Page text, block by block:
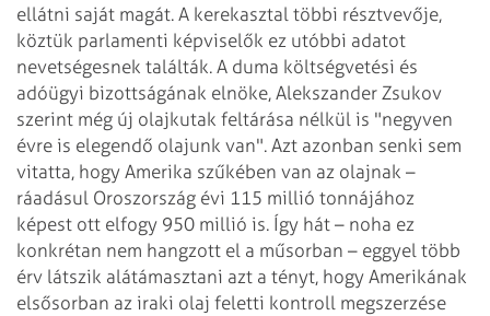
ellátni saját magát. A kerekasztal többi résztvevője,
köztük parlamenti képviselők ez utóbbi adatot
nevetségesnek találták. A duma költségvetési és
adóügyi bizottságának elnöke, Alekszander Zsukov
szerint még új olajkutak feltárása nélkül is "negyven
évre is elegendő olajunk van". Azt azonban senki sem
vitatta, hogy Amerika szűkében van az olajnak –
ráadásul Oroszország évi 115 millió tonnájához
képest ott elfogy 950 millió is. Így hát – noha ez
konkrétan nem hangzott el a műsorban – eggyel több
érv látszik alátámasztani azt a tényt, hogy Amerikának
elsősorban az iraki olaj feletti kontroll megszerzése